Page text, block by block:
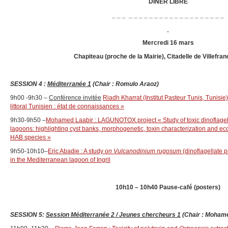
DINER LIBRE
Mercredi 16 mars
Chapiteau (proche de la Mairie), Citadelle de
SESSION 4 : Méditerranée 1 (Chair : Romulo Araoz)
9h00 -9h30 – Conférence invitée Riadh Kharrat (Institut Pasteur Tunis,
littoral Tunisien : état de connaissances »
9h30-9h50 –Mohamed Laabir : LAGUNOTOX project « Study of toxic
lagoons: highlighting cyst banks, morphogenetic, toxin characterization and
HAB species »
9h50-10h10–Eric Abadie : A study on Vulcanodinium rugosum (dinoflagellate
in the Mediterranean lagoon of Ingril
10h10 – 10h40 Pause-café (posters)
SESSION 5: Session Méditerranée 2 / Jeunes chercheurs 1 (Chair :